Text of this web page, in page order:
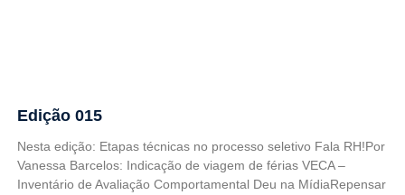
Edição 015
Nesta edição: Etapas técnicas no processo seletivo Fala RH!Por
Vanessa Barcelos: Indicação de viagem de férias VECA –
Inventário de Avaliação Comportamental Deu na MídiaRepensar